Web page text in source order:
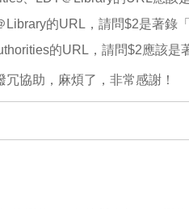
Library的URL，請問$2是著錄
的URL，請問$2應該是
冗協助，麻煩了，非常感謝！